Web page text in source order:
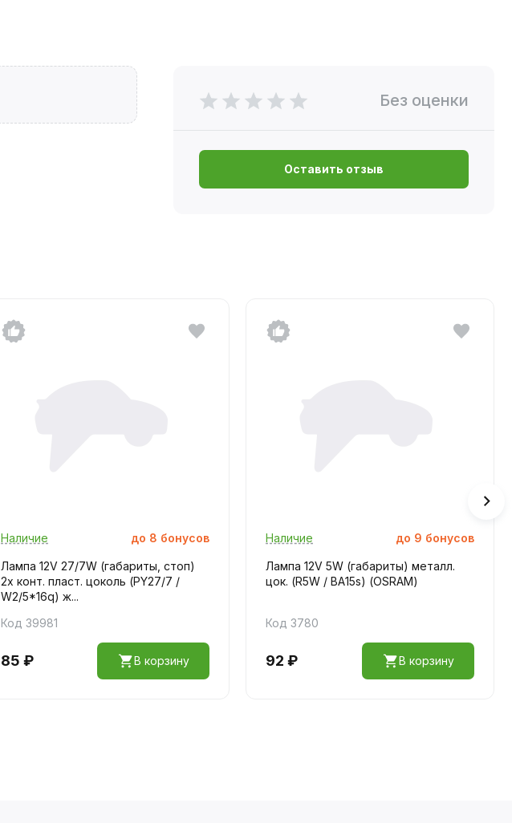
Без оценки
Оставить отзыв
Наличие до 8 бонусов
Лампа 12V 27/7W (габариты, стоп)
2х конт. пласт. цоколь (PY27/7 /
W2/5*16q) ж...
Код 39981
85 ₽ В корзину
Наличие до 9 бонусов
Лампа 12V 5W (габариты) металл.
цок. (R5W / BA15s) (OSRAM)
Код 3780
92 ₽ В корзину